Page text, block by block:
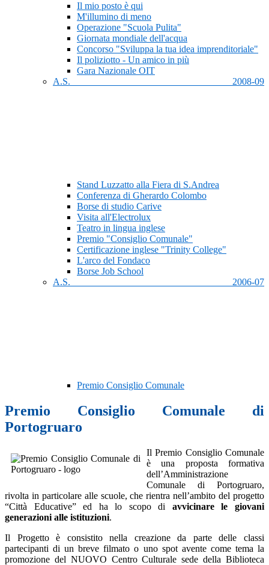
Il mio posto è qui
M'illumino di meno
Operazione "Scuola Pulita"
Giornata mondiale dell'acqua
Concorso "Sviluppa la tua idea imprenditoriale"
Il poliziotto - Un amico in più
Gara Nazionale OIT
A.S. 2008-09
Stand Luzzatto alla Fiera di S.Andrea
Conferenza di Gherardo Colombo
Borse di studio Carive
Visita all'Electrolux
Teatro in lingua inglese
Premio "Consiglio Comunale"
Certificazione inglese "Trinity College"
L'arco del Fondaco
Borse Job School
A.S. 2006-07
Premio Consiglio Comunale
Premio Consiglio Comunale di
Portogruaro
Il Premio Consiglio Comunale
è una proposta formativa
dell’Amministrazione
Comunale di Portogruaro,
rivolta in particolare alle scuole, che rientra nell’ambito del progetto
“Città Educative” ed ha lo scopo di avvicinare le giovani
generazioni alle istituzioni.
Il Progetto è consistito nella creazione da parte delle classi
partecipanti di un breve filmato o uno spot avente come tema la
promozione del NUOVO Centro Culturale sede della Biblioteca